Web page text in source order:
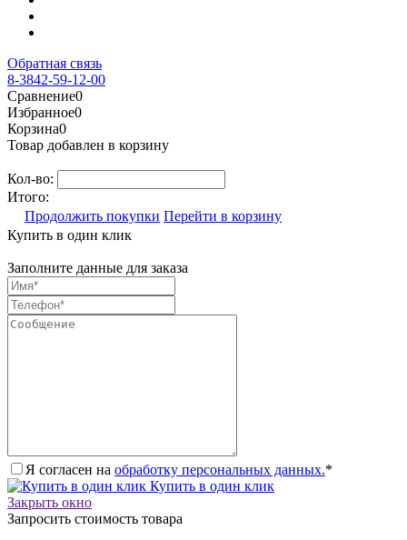
Обратная связь
8-3842-59-12-00
Сравнение0
Избранное0
Корзина0
Товар добавлен в корзину
Кол-во:
Итого:
Продолжить покупки Перейти в корзину
Купить в один клик
Заполните данные для заказа
Я согласен на обработку персональных данных.*
Купить в один клик
Закрыть окно
Запросить стоимость товара